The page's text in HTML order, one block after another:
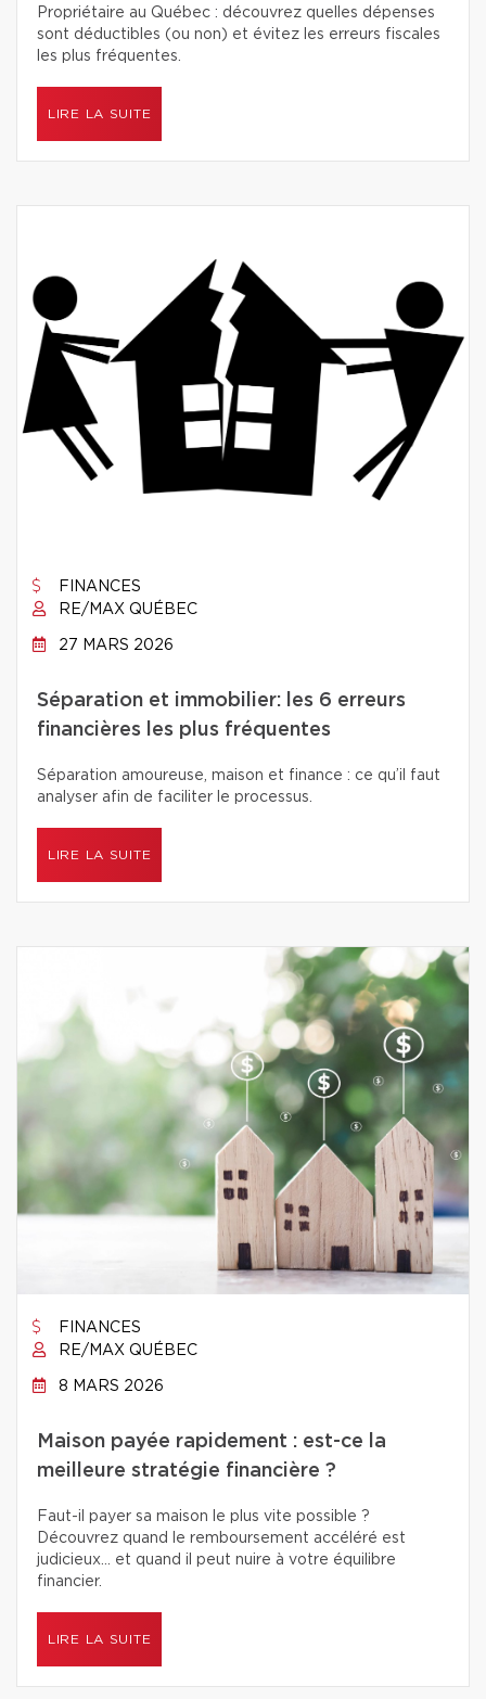
Propriétaire au Québec : découvrez quelles dépenses
sont déductibles (ou non) et évitez les erreurs fiscales
les plus fréquentes.
LIRE LA SUITE
FINANCES
RE/MAX QUÉBEC
27 MARS 2026
Séparation et immobilier: les 6 erreurs
financières les plus fréquentes
Séparation amoureuse, maison et finance : ce qu’il faut
analyser afin de faciliter le processus.
LIRE LA SUITE
FINANCES
RE/MAX QUÉBEC
8 MARS 2026
Maison payée rapidement : est-ce la
meilleure stratégie financière ?
Faut-il payer sa maison le plus vite possible ?
Découvrez quand le remboursement accéléré est
judicieux… et quand il peut nuire à votre équilibre
financier.
LIRE LA SUITE